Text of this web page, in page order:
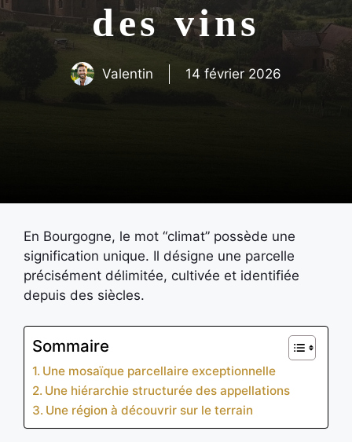
des vins
Valentin 14 février 2026
En Bourgogne, le mot “climat” possède une
signification unique. Il désigne une parcelle
précisément délimitée, cultivée et identifiée
depuis des siècles.
Sommaire
Une mosaïque parcellaire exceptionnelle
Une hiérarchie structurée des appellations
Une région à découvrir sur le terrain